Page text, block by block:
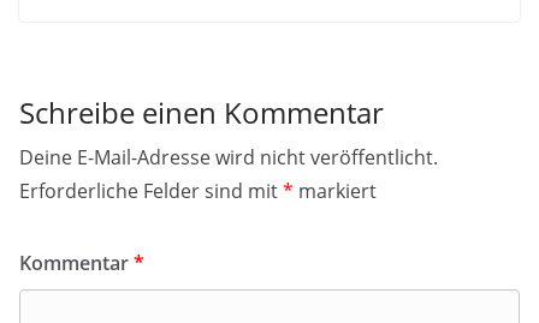
Schreibe einen Kommentar
Deine E-Mail-Adresse wird nicht veröffentlicht.
Erforderliche Felder sind mit* markiert
Kommentar*